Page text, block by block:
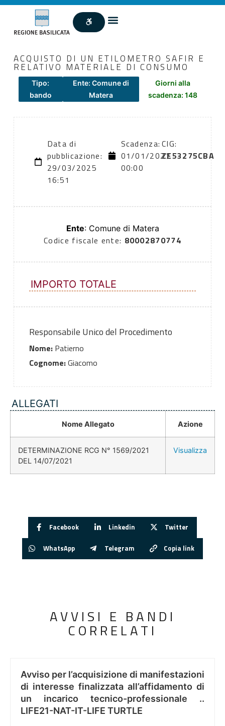
ACQUISTO DI UN ETILOMETRO SAFIR E
RELATIVO MATERIALE DI CONSUMO
Tipo:
bando
Ente: Comune di
Matera
Giorni alla
scadenza: 148
Data di
pubblicazione:
29/03/2025
16:51
Scadenza:
01/01/2027
00:00
CIG:
ZE53275CBA
Ente: Comune di Matera
Codice fiscale ente: 80002870774
IMPORTO TOTALE
Responsabile Unico del Procedimento
Nome:Patierno
Cognome:Giacomo
ALLEGATI
Nome Allegato Azione
DETERMINAZIONE RCG N° 1569/2021
DEL 14/07/2021
Visualizza
Facebook Linkedin Twitter
WhatsApp Telegram Copia link
AVVISI E BANDI
CORRELATI
Avviso per l’acquisizione di manifestazioni
di interesse finalizzata all’affidamento di
un incarico tecnico-professionale ..
LIFE21-NAT-IT-LIFE TURTLE